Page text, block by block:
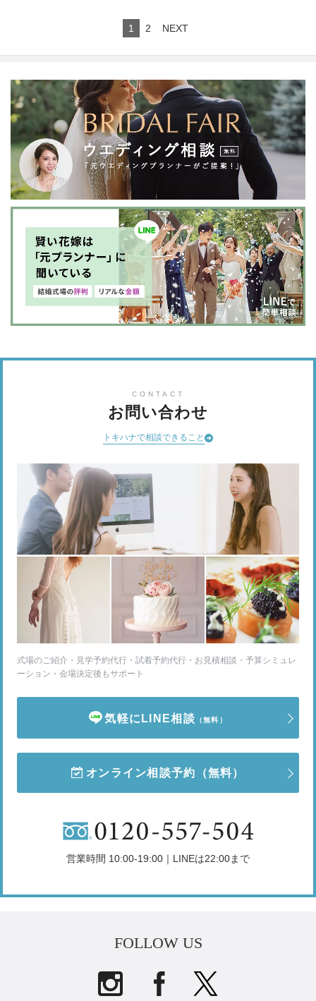
1 2 NEXT
CONTACT
お問い合わせ
トキハナで相談できること
式場のご紹介・見学予約代行・試着予約代行・お見積相談・予算シミュレ
ーション・会場決定後もサポート
気軽にLINE相談 （無料）
オンライン相談予約 （無料）
営業時間 10:00-19:00｜LINEは22:00まで
FOLLOW US